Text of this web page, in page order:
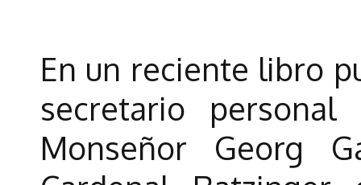
En un reciente libro
secretario
Monseñor Georg